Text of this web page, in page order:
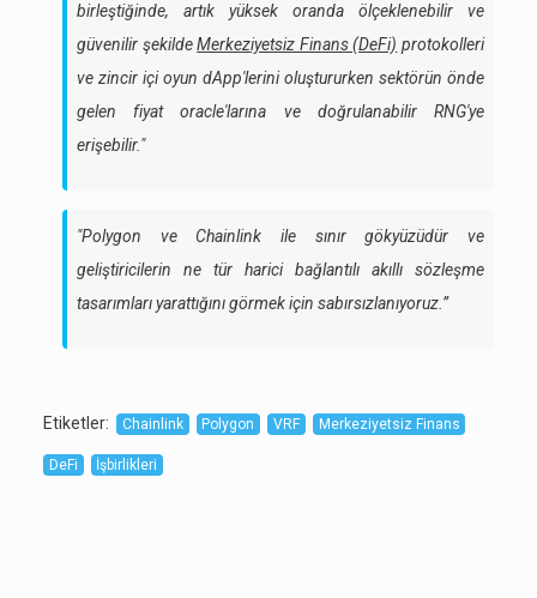
birleştiğinde, artık yüksek oranda ölçeklenebilir ve
güvenilir şekildeMerkeziyetsiz Finans (DeFi) protokolleri
ve zincir içi oyun dApp'lerini oluştururken sektörün önde
gelen fiyat oracle'larına ve doğrulanabilir RNG'ye
erişebilir."
"Polygon ve Chainlink ile sınır gökyüzüdür ve
geliştiricilerin ne tür harici bağlantılı akıllı sözleşme
tasarımları yarattığını görmek için sabırsızlanıyoruz.”
Etiketler: Chainlink Polygon VRF Merkeziyetsiz Finans
DeFi İşbirlikleri